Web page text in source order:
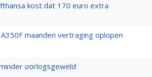
kost dat 170 euro extra
maanden vertraging oplopen
oorlogsgeweld